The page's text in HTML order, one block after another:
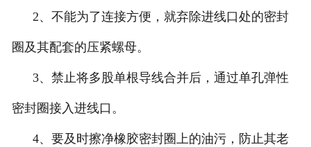
2、不能为了连接方便，就弃除进线口处的密封
圈及其配套的压紧螺母。
3、禁止将多股单根导线合并后，通过单孔弹性
密封圈接入进线口。
4、要及时擦净橡胶密封圈上的油污，防止其老